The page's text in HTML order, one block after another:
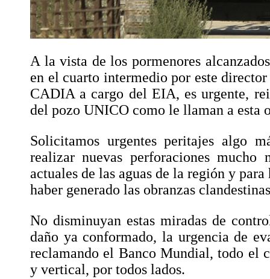
A la vista de los pormenores
en el cuarto intermedio por este
CADIA a cargo del EIA, es urgente,
del pozo UNICO como le llaman a esta
Solicitamos urgentes peritajes algo
realizar nuevas perforaciones mucho
actuales de las aguas de la región y
haber generado las obranzas
No disminuyan estas miradas de
daño ya conformado, la urgencia de
reclamando el Banco Mundial, todo el
y vertical, por todos lados.